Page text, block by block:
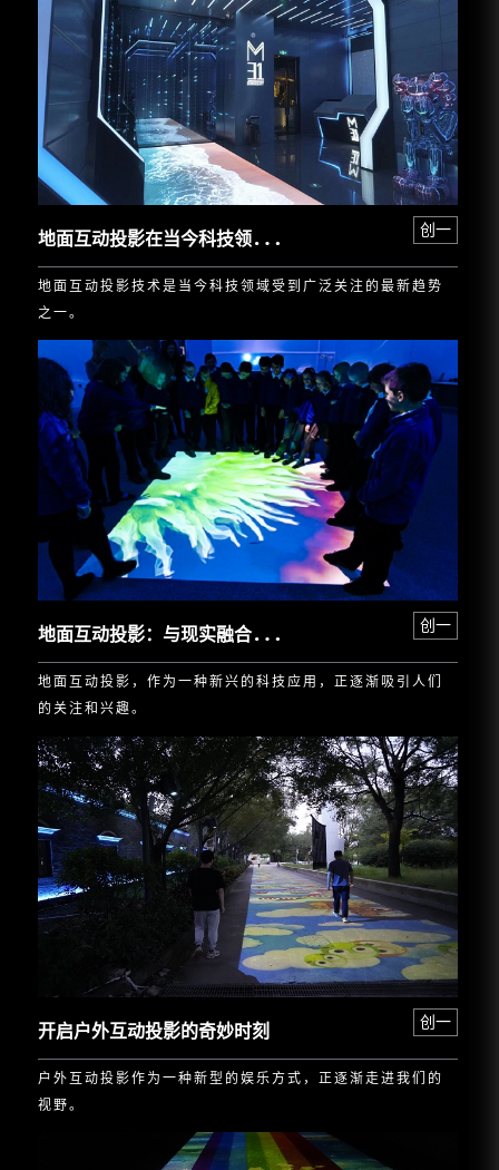
地
面互动投影在当今科技领域广泛应用 创一
地面互动投影技术是当今科技领域受到广泛关注的最新趋势
之一。
地
面互动投影：与现实融合的奇妙体验 创一
地面互动投影，作为一种新兴的科技应用，正逐渐吸引人们
的关注和兴趣。
开启户外互动投影的奇妙时刻 创一
户外互动投影作为一种新型的娱乐方式，正逐渐走进我们的
视野。